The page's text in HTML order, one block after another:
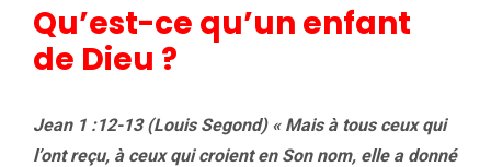
Qu’est-ce qu’un enfant
de Dieu ?
Jean 1 :12-13 (Louis Segond) « Mais à tous ceux qui
l’ont reçu, à ceux qui croient en Son nom, elle a donné